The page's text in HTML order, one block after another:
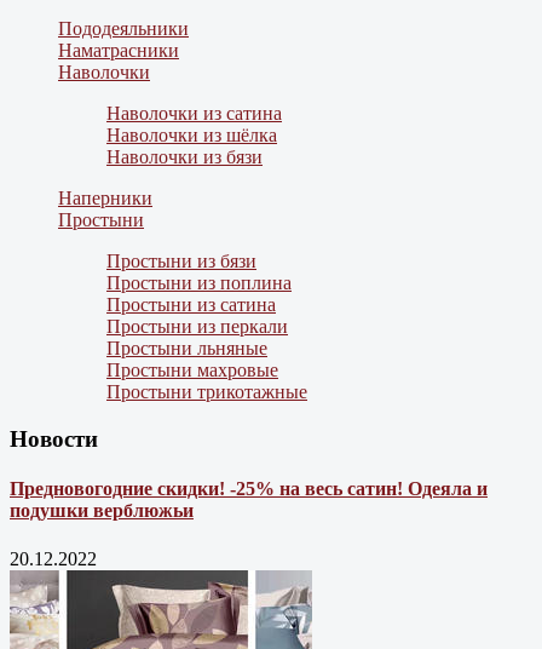
Пододеяльники
Наматрасники
Наволочки
Наволочки из сатина
Наволочки из шёлка
Наволочки из бязи
Наперники
Простыни
Простыни из бязи
Простыни из поплина
Простыни из сатина
Простыни из перкали
Простыни льняные
Простыни махровые
Простыни трикотажные
Новости
Предновогодние скидки! -25% на весь сатин! Одеяла и
подушки верблюжьи
20.12.2022